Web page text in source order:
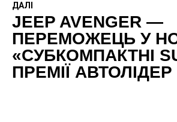
ДАЛІ
JEEP AVENGER —
ПЕРЕМОЖЕЦЬ У
«СУБКОМПАКТНІ
ПРЕМІЇ АВТОЛІДЕР